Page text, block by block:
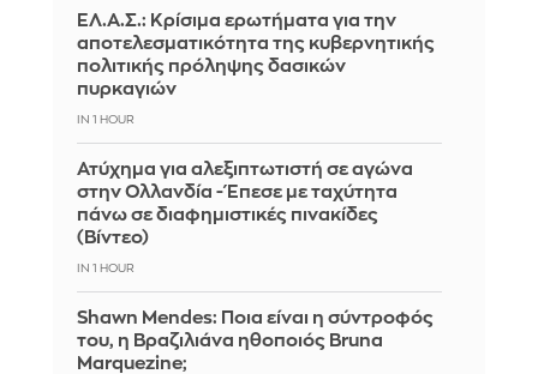
ΕΛ.Α.Σ.: Κρίσιμα ερωτήματα για την
αποτελεσματικότητα της κυβερνητικής
πολιτικής πρόληψης δασικών
πυρκαγιών
IN 1 HOUR
Ατύχημα για αλεξιπτωτιστή σε αγώνα
στην Ολλανδία - Έπεσε με ταχύτητα
πάνω σε διαφημιστικές πινακίδες
(Βίντεο)
IN 1 HOUR
Shawn Mendes: Ποια είναι η σύντροφός
του, η Βραζιλιάνα ηθοποιός Bruna
Marquezine;